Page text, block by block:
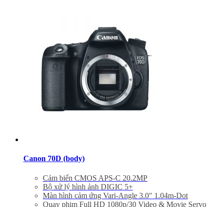
Canon 70D (body)
Cảm biến CMOS APS-C 20.2MP
Bộ xử lý hình ảnh DIGIC 5+
Màn hình cảm ứng Vari-Angle 3.0″ 1.04m-Dot
Quay phim Full HD 1080p/30 Video & Movie Servo